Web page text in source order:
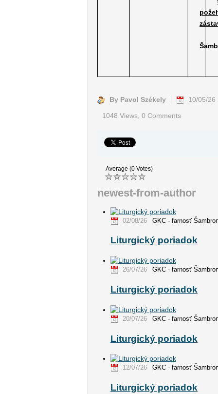
By Pavol Székely 10/05/26
1048 Views, 0 Comments
Average (0 Votes)
newest-from-author
GKC - farnosť
02/08/26
Liturgický poriadok
GKC - farnosť
26/07/26
Liturgický poriadok
GKC - farnosť
20/07/26
Liturgický poriadok
GKC - farnosť
12/07/26
Liturgický poriadok